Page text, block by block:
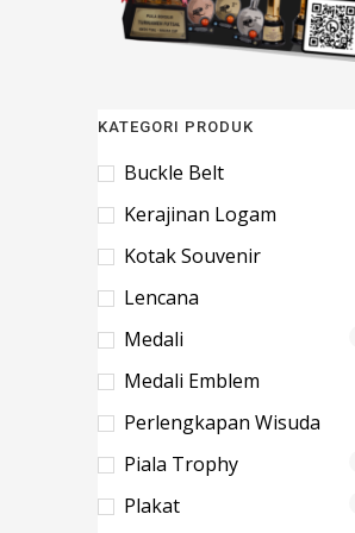
KATEGORI PRODUK
Buckle Belt
Kerajinan Logam
Kotak Souvenir
Lencana
Medali
Medali Emblem
Perlengkapan Wisuda
Piala Trophy
Plakat